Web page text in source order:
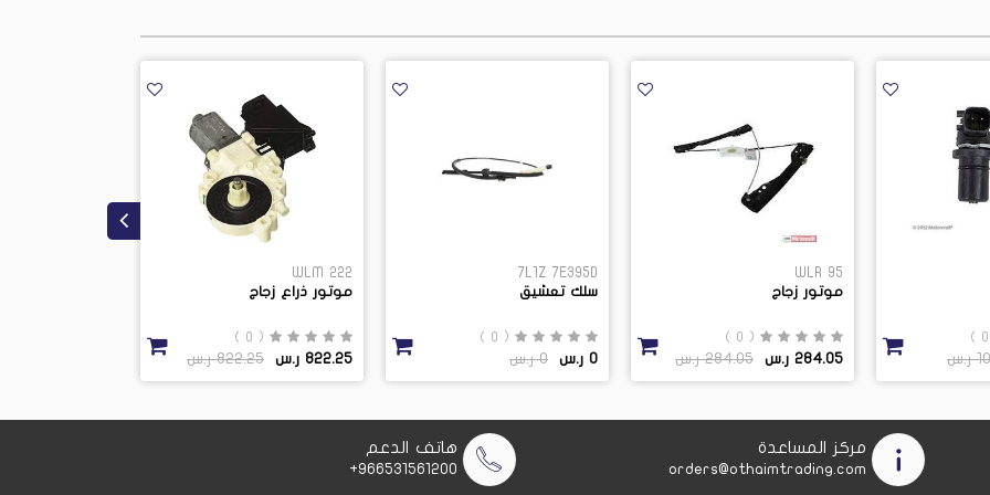
WLM 222
موتور ذراع زجاج
( 0 )
822.25 ر.س 822.25 ر.س
7L1Z 7E395D
سلك تعشيق
( 0 )
0 ر.س 0 ر.س
WLR 95
موتور زجاج
( 0 )
284.05 ر.س 284.05 ر.س
مركز المساعدة
orders@othaimtrading.com
هاتف الدعم
966531561200+